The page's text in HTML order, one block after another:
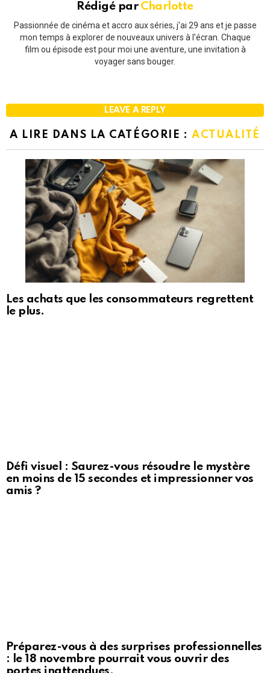
Rédigé par Charlotte
Passionnée de cinéma et accro aux séries, j'ai 29 ans et je passe
mon temps à explorer de nouveaux univers à l'écran. Chaque
film ou épisode est pour moi une aventure, une invitation à
voyager sans bouger.
LEAVE A REPLY
A LIRE DANS LA CATÉGORIE : ACTUALITÉ
Les achats que les consommateurs regrettent
le plus.
Défi visuel : Saurez-vous résoudre le mystère
en moins de 15 secondes et impressionner vos
amis ?
Préparez-vous à des surprises professionnelles
: le 18 novembre pourrait vous ouvrir des